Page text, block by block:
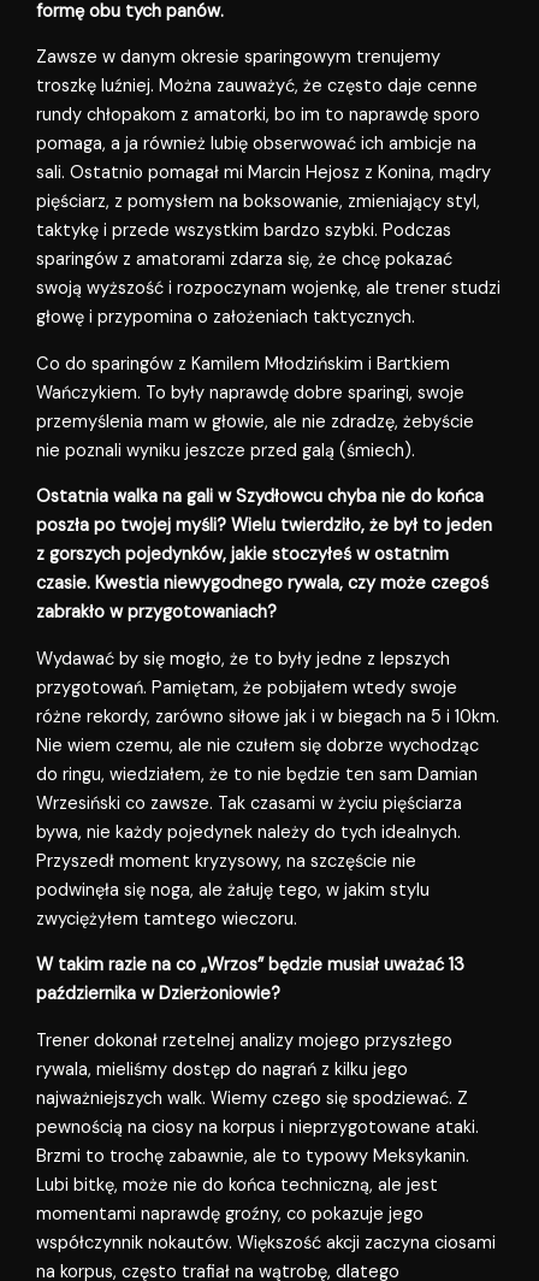
formę obu tych panów.
Zawsze w danym okresie sparingowym trenujemy
troszkę luźniej. Można zauważyć, że często daje cenne
rundy chłopakom z amatorki, bo im to naprawdę sporo
pomaga, a ja również lubię obserwować ich ambicje na
sali. Ostatnio pomagał mi Marcin Hejosz z Konina, mądry
pięściarz, z pomysłem na boksowanie, zmieniający styl,
taktykę i przede wszystkim bardzo szybki. Podczas
sparingów z amatorami zdarza się, że chcę pokazać
swoją wyższość i rozpoczynam wojenkę, ale trener studzi
głowę i przypomina o założeniach taktycznych.
Co do sparingów z Kamilem Młodzińskim i Bartkiem
Wańczykiem. To były naprawdę dobre sparingi, swoje
przemyślenia mam w głowie, ale nie zdradzę, żebyście
nie poznali wyniku jeszcze przed galą (śmiech).
Ostatnia walka na gali w Szydłowcu chyba nie do końca
poszła po twojej myśli? Wielu twierdziło, że był to jeden
z gorszych pojedynków, jakie stoczyłeś w ostatnim
czasie. Kwestia niewygodnego rywala, czy może czegoś
zabrakło w przygotowaniach?
Wydawać by się mogło, że to były jedne z lepszych
przygotowań. Pamiętam, że pobijałem wtedy swoje
różne rekordy, zarówno siłowe jak i w biegach na 5 i 10km.
Nie wiem czemu, ale nie czułem się dobrze wychodząc
do ringu, wiedziałem, że to nie będzie ten sam Damian
Wrzesiński co zawsze. Tak czasami w życiu pięściarza
bywa, nie każdy pojedynek należy do tych idealnych.
Przyszedł moment kryzysowy, na szczęście nie
podwinęła się noga, ale żałuję tego, w jakim stylu
zwyciężyłem tamtego wieczoru.
W takim razie na co „Wrzos” będzie musiał uważać 13
października w Dzierżoniowie?
Trener dokonał rzetelnej analizy mojego przyszłego
rywala, mieliśmy dostęp do nagrań z kilku jego
najważniejszych walk. Wiemy czego się spodziewać. Z
pewnością na ciosy na korpus i nieprzygotowane ataki.
Brzmi to trochę zabawnie, ale to typowy Meksykanin.
Lubi bitkę, może nie do końca techniczną, ale jest
momentami naprawdę groźny, co pokazuje jego
współczynnik nokautów. Większość akcji zaczyna ciosami
na korpus, często trafiał na wątrobę, dlatego